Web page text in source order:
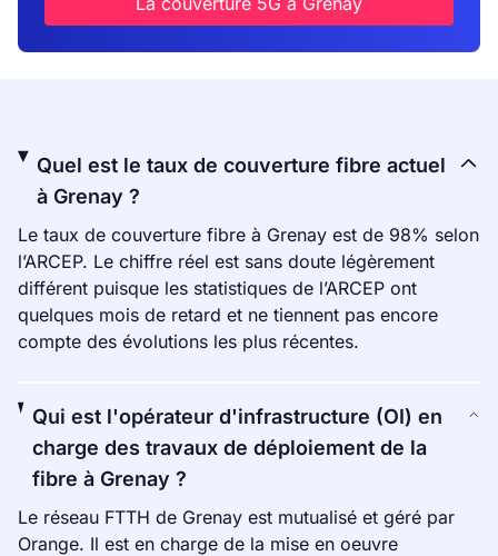
Quel est le taux de couverture fibre actuel
à Grenay ?
Le taux de couverture fibre à Grenay est de 98% selon
l’ARCEP. Le chiffre réel est sans doute légèrement
différent puisque les statistiques de l’ARCEP ont
quelques mois de retard et ne tiennent pas encore
compte des évolutions les plus récentes.
Qui est l'opérateur d'infrastructure (OI) en
charge des travaux de déploiement de la
fibre à Grenay ?
Le réseau FTTH de Grenay est mutualisé et géré par
Orange. Il est en charge de la mise en oeuvre